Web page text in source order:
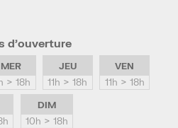
d’ouverture
MER
> 18h
JEU
11h > 18h
VEN
11h > 18h
DIM
10h > 18h